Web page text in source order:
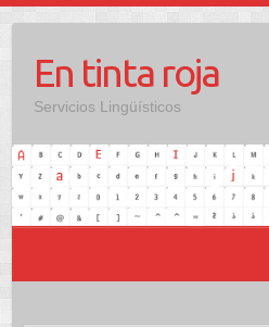
contenidoEn tinta roja
Servicios Lingüísticos